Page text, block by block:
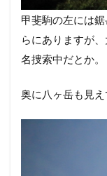
甲斐駒の左には
らにありますが
名捜索中だとか。
奥に八ヶ岳も見え